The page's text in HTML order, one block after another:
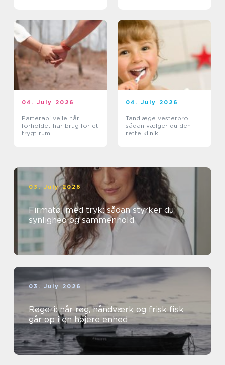
04. July 2026
Parterapi vejle når
forholdet har brug for et
trygt rum
04. July 2026
Tandlæge vesterbro
sådan vælger du den
rette klinik
03. July 2026
Firmatøj med tryk: sådan styrker du
synlighed og sammenhold
03. July 2026
Røgeri: når røg, håndværk og frisk fisk
går op i en højere enhed